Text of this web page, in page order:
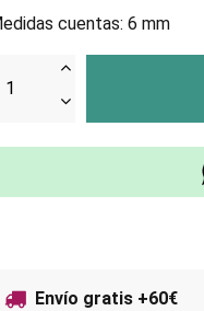
cuentas: 6 mm
Envío gratis +60€